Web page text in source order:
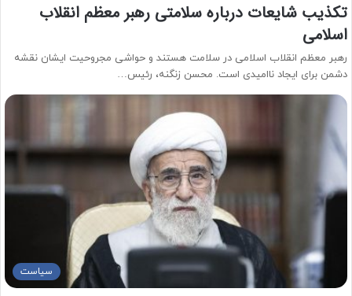
تکذیب شایعات درباره سلامتی رهبر معظم انقلاب
اسلامی
رهبر معظم انقلاب اسلامی در سلامت هستند و حواشی مجروحیت ایشان نقشه
دشمن برای ایجاد ناامیدی است. محسن زنگنه، رئیس…
سیاست